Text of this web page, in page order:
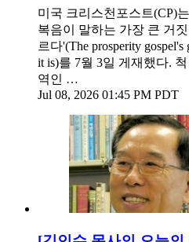
미국 크리스천포스트(CP)
복음이 말하는 가장 큰 거
르다'(The prosperity
it is)를 7월 3일 게재했다.
역인 …
Jul 08, 2026 01:45 PM PDT